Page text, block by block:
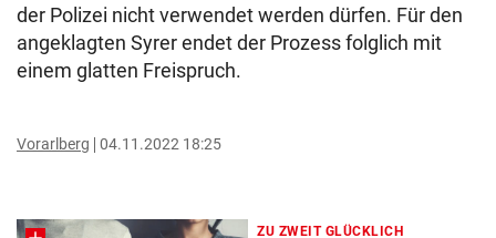
der Polizei nicht verwendet werden dürfen. Für den
angeklagten Syrer endet der Prozess folglich mit
einem glatten Freispruch.
Vorarlberg 04.11.2022 18:25
ZU ZWEIT GLÜCKLICH